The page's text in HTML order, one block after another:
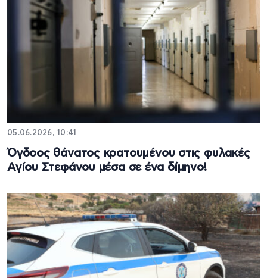
05.06.2026, 10:41
Όγδοος θάνατος κρατουμένου στις φυλακές
Αγίου Στεφάνου μέσα σε ένα δίμηνο!